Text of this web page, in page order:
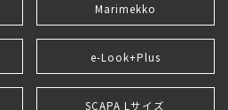
Marimekko
e-Look+Plus
SCAPA Lサイズ